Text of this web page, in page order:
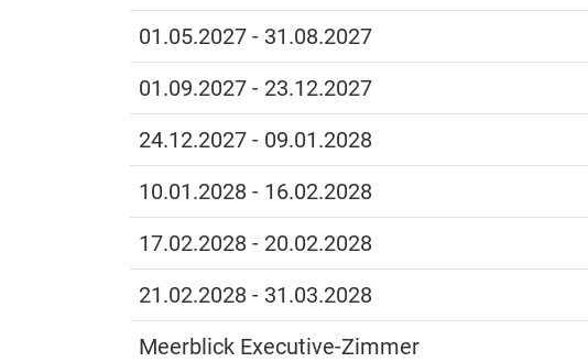
01.05.2027 - 31.08.2027
01.09.2027 - 23.12.2027
24.12.2027 - 09.01.2028
10.01.2028 - 16.02.2028
17.02.2028 - 20.02.2028
21.02.2028 - 31.03.2028
Meerblick Executive-Zimmer